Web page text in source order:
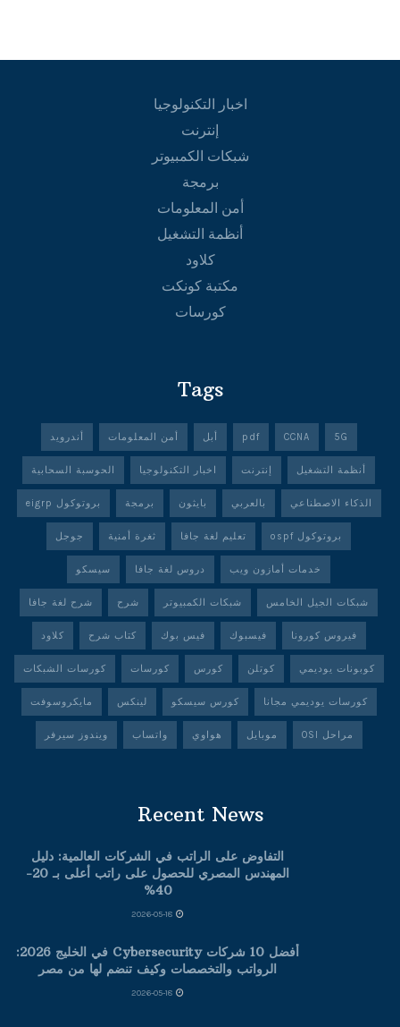
اخبار التكنولوجيا
إنترنت
شبكات الكمبيوتر
برمجة
أمن المعلومات
أنظمة التشغيل
كلاود
مكتبة كونكت
كورسات
Tags
5G
CCNA
pdf أبل أمن المعلومات أندرويد
أنظمة التشغيل إنترنت اخبار التكنولوجيا الحوسبة السحابية
الذكاء الاصطناعي بالعربي بايثون برمجة بروتوكول eigrp
بروتوكول ospf تعليم لغة جافا ثغرة أمنية جوجل
خدمات أمازون ويب دروس لغة جافا سيسكو
شبكات الجيل الخامس شبكات الكمبيوتر شرح شرح لغة جافا
فيروس كورونا فيسبوك فيس بوك كتاب شرح كلاود
كوبونات يوديمي كوتلن كورس كورسات كورسات الشبكات
كورسات يوديمي مجانا كورس سيسكو لينكس مايكروسوفت
مراحل OSI موبايل هواوي واتساب ويندوز سيرفر
Recent News
التفاوض على الراتب في الشركات العالمية: دليل
المهندس المصري للحصول على راتب أعلى بـ 20-
40%
أفضل 10 شركات Cybersecurity في الخليج 2026:
الرواتب والتخصصات وكيف تنضم لها من مصر